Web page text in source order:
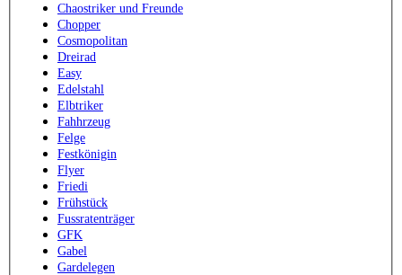
Chaostriker und Freunde
Chopper
Cosmopolitan
Dreirad
Easy
Edelstahl
Elbtriker
Fahhrzeug
Felge
Festkönigin
Flyer
Friedi
Frühstück
Fussratenträger
GFK
Gabel
Gardelegen